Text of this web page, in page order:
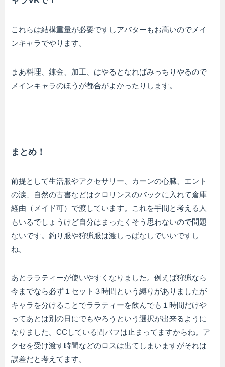
これらは結構重量が必要ですしアバターもお高いのでメイ
ンキャラでやります。
まあ料理、錬金、加工、はやるとなればみっちりやるので
メインキャラのほうが都合がよかったりします。
まとめ！
前提として生活服やアクセサリー、カーンの心臓、エント
の涙、自然の古書などはクロリンスのバックに入れて倉庫
経由（メイド可）で渡しています。これを手間と考える人
もいるでしょうけど自分はまったくそう思わないので問題
ないです。釣り服や狩猟服は渡しっぱなしでいいですし
ね。
あとララティーが使いやすくなりました。例えば狩猟なら
今までなら必ず１セット３時間という縛りがありましたが
キャラを分けることでララティーを飲んでも１時間だけや
ってあとは別の日にでもやろうという選択が出来るように
なりました。CCしている間バフは止まってますからね。ア
クセを受け渡す時間などのロスは出てしまいますがそれは
誤差だと考えてます。